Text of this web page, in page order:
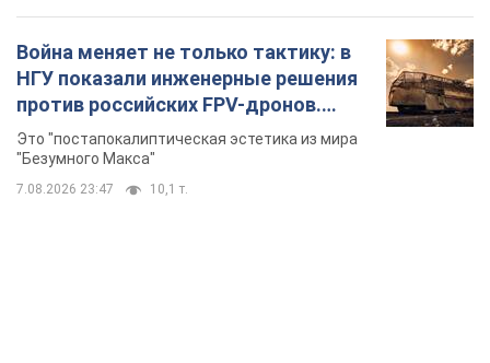
Война меняет не только тактику: в
НГУ показали инженерные решения
против российских FPV-дронов.
Фото
Это "постапокалиптическая эстетика из мира
"Безумного Макса"
7.08.2026 23:47 10,1 т.